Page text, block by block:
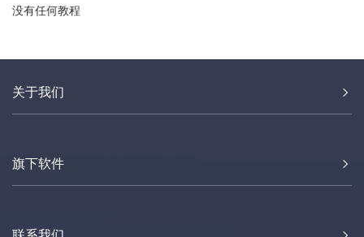
没有任何教程
关于我们
旗下软件